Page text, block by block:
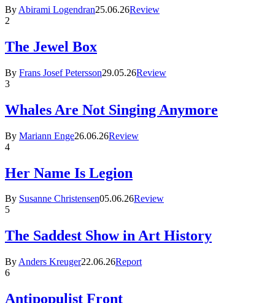
By Abirami Logendran25.06.26Review
2
The Jewel Box
By Frans Josef Petersson29.05.26Review
3
Whales Are Not Singing Anymore
By Mariann Enge26.06.26Review
4
Her Name Is Legion
By Susanne Christensen05.06.26Review
5
The Saddest Show in Art History
By Anders Kreuger22.06.26Report
6
Antipopulist Front